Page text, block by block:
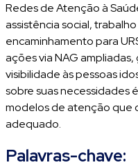
Redes de Atenção à
assistência social,
encaminhamento para
ações via NAG
visibilidade às pessoas
sobre suas necessidades
modelos de atenção que
adequado.
Palavras-chave: